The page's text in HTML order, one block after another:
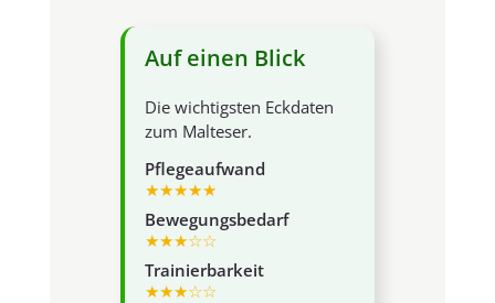
Auf einen Blick
Die wichtigsten Eckdaten
zum Malteser.
Pflegeaufwand
★★★★★
Bewegungsbedarf
★★★☆☆
Trainierbarkeit
★★★☆☆